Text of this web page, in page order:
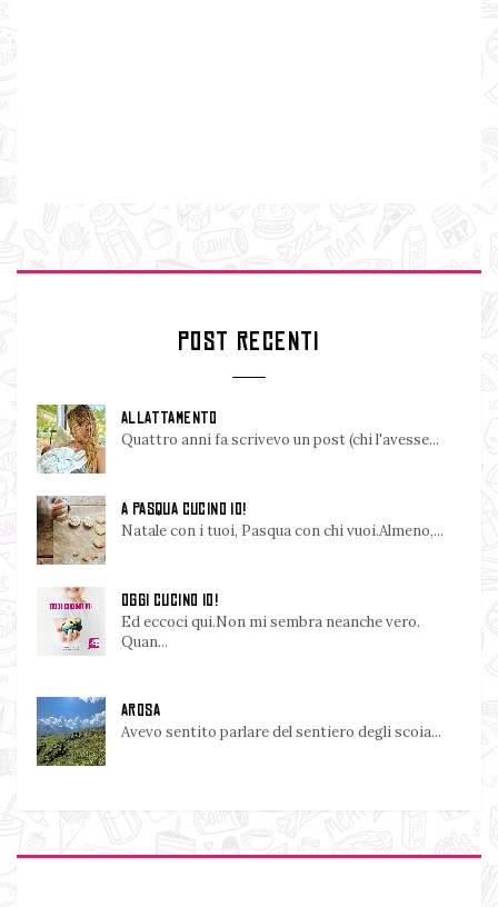
POST RECENTI
ALLATTAMENTO
Quattro anni fa scrivevo un post (chi l'avesse...
A PASQUA CUCINO IO!
Natale con i tuoi, Pasqua con chi vuoi.Almeno,...
OGGI CUCINO IO!
Ed eccoci qui.Non mi sembra neanche vero.
Quan...
AROSA
Avevo sentito parlare del sentiero degli scoia...